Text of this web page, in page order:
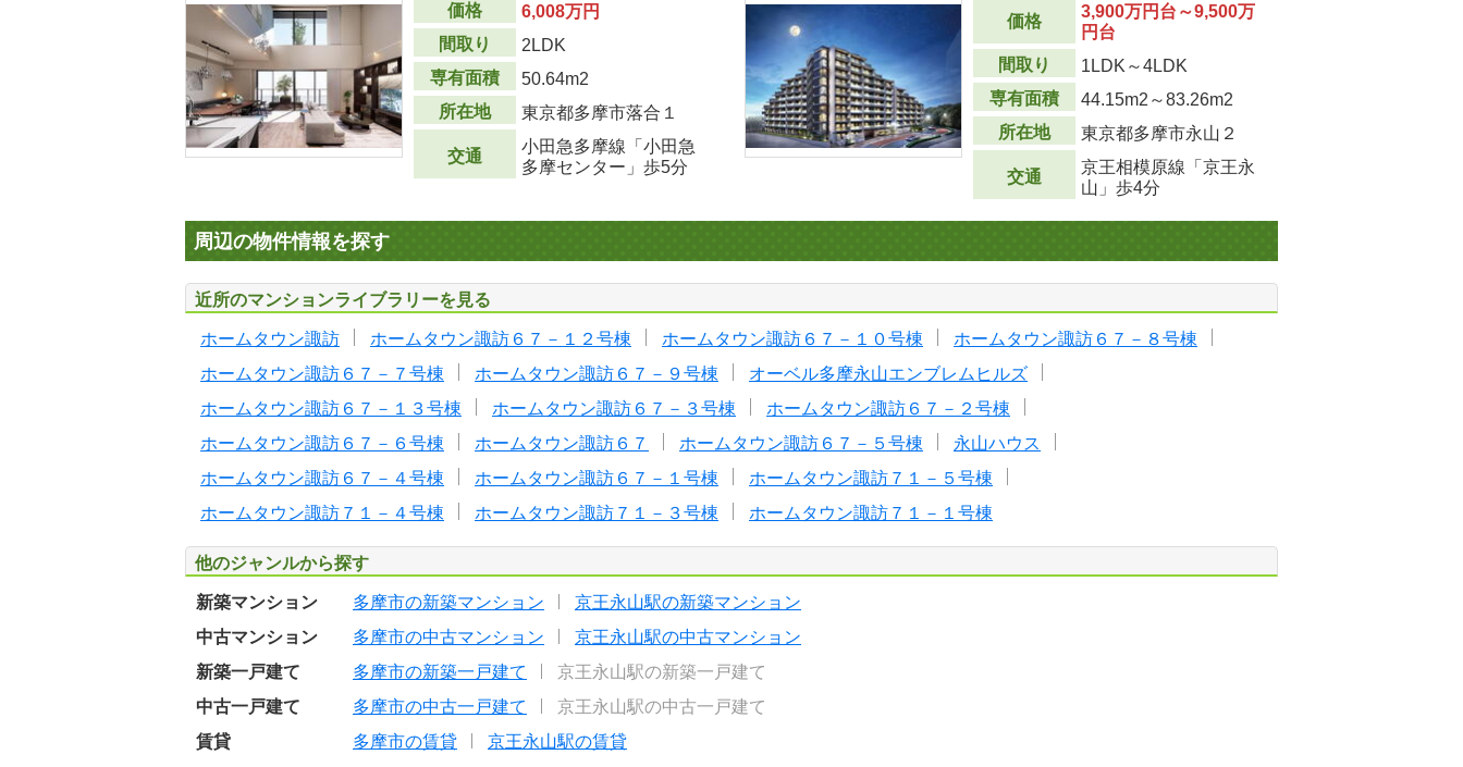
価格
6,008万円
間取り
2LDK
専有面積
50.64m2
所在地
東京都多摩市落合１
交通
小田急多摩線「小田急
多摩センター」歩5分
価格
3,900万円台～9,500万
円台
間取り
1LDK～4LDK
専有面積
44.15m2 ～83.26m2
所在地
東京都多摩市永山２
交通
京王相模原線「京王永
山」歩4分
周辺の物件情報を探す
近所のマンションライブラリーを見る
ホームタウン諏訪 ホームタウン諏訪６７－１２号棟 ホームタウン諏訪６７－１０号棟
ホームタウン諏訪６７－８号棟
ホームタウン諏訪６７－７号棟
ホームタウン諏訪６７－９号棟
オーベル多摩永山エンブレムヒルズ
ホームタウン諏訪６７－１３号棟
ホームタウン諏訪６７－３号棟
ホームタウン諏訪６７－２号棟
ホームタウン諏訪６７－６号棟
ホームタウン諏訪６７ ホームタウン諏訪６７－５号棟
永山ハウス
ホームタウン諏訪６７－４号棟
ホームタウン諏訪６７－１号棟
ホームタウン諏訪７１－５号棟
ホームタウン諏訪７１－４号棟
ホームタウン諏訪７１－３号棟 ホームタウン諏訪７１－１号棟
他のジャンルから探す
新築マンション 多摩市の新築マンション
京王永山駅の新築マンション
中古マンション
多摩市の中古マンション
京王永山駅の中古マンション
新築一戸建て
多摩市の新築一戸建て
京王永山駅の新築一戸建て
中古一戸建て
多摩市の中古一戸建て
京王永山駅の中古一戸建て
賃貸
多摩市の賃貸 京王永山駅の賃貸